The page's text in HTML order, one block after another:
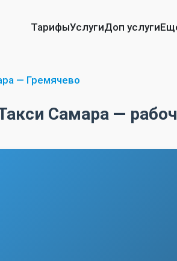
ТарифыУслугиДоп услуги
— Гремячево
Самара —